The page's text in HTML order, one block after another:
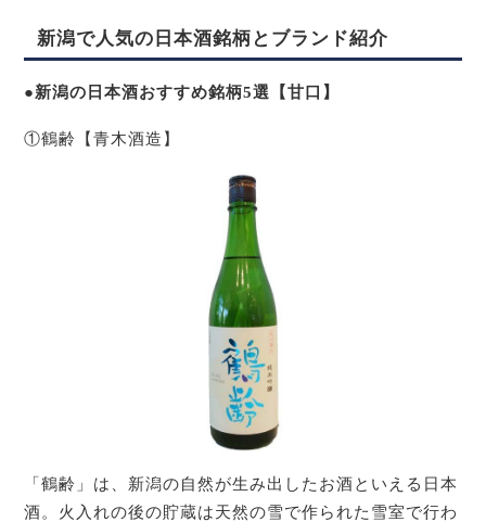
新潟で人気の日本酒銘柄とブランド紹介
●新潟の日本酒おすすめ銘柄5選【甘口】
①鶴齢【青木酒造】
「鶴齢」は、新潟の自然が生み出したお酒といえる日本
酒。火入れの後の貯蔵は天然の雪で作られた雪室で行わ